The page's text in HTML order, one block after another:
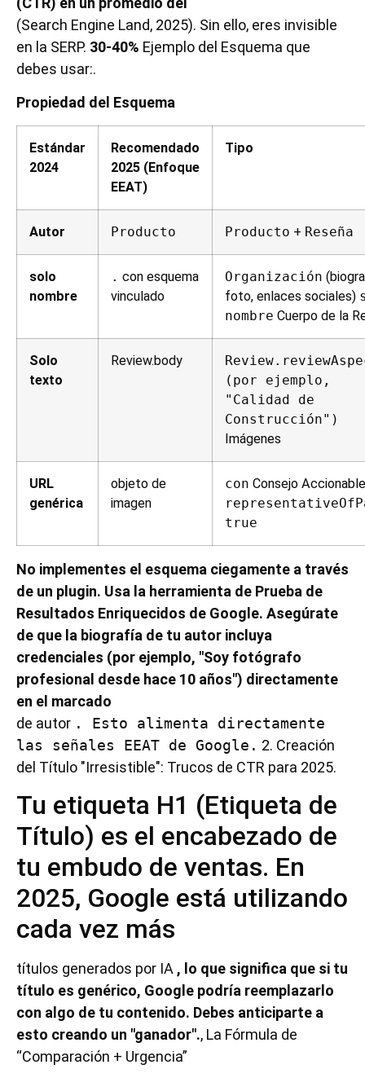
(Search Engine Land, 2025). Sin ello, eres invisible
en la SERP. 30-40% Ejemplo del Esquema que
debes usar:.
Propiedad del Esquema
Estándar
2024
Recomendado
2025 (Enfoque
EEAT)
Tipo
Autor Producto Producto + Reseña
solo
nombre
. con esquema
vinculado
Organización
foto, enlaces sociales)
nombre Cuerpo de la
Solo
texto
Review.body
(por ejemplo,
"Calidad de
Construcción")
Imágenes
URL
genérica
objeto de
imagen
con Consejo
true
No implementes el esquema ciegamente a través
de un plugin. Usa la herramienta de Prueba de
Resultados Enriquecidos de Google. Asegúrate
de que la biografía de tu autor incluya
credenciales (por ejemplo, "Soy fotógrafo
profesional desde hace 10 años") directamente
en el marcado
de autor . Esto alimenta directamente
las señales EEAT de Google. 2. Creación
del Título "Irresistible": Trucos de CTR para 2025.
Tu etiqueta H1 (Etiqueta de
Título) es el encabezado de
tu embudo de ventas. En
2025, Google está utilizando
cada vez más
títulos generados por IA , lo que significa que si tu
título es genérico, Google podría reemplazarlo
con algo de tu contenido. Debes anticiparte a
esto creando un "ganador"., La Fórmula de
“Comparación + Urgencia”